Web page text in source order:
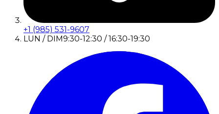
+1 (985) 531-9607
LUN / DIM9:30-12:30 / 16:30-19:30